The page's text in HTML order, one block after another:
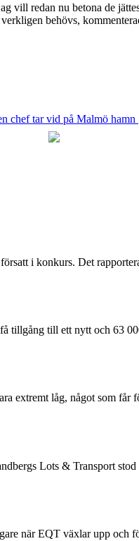
vill redan nu betona de
behövs,
chef tar vid på Malmö hamn
i konkurs. Det
tillgång till ett nytt och 63
extremt låg, något som
Lots & Transport
när EQT växlar upp